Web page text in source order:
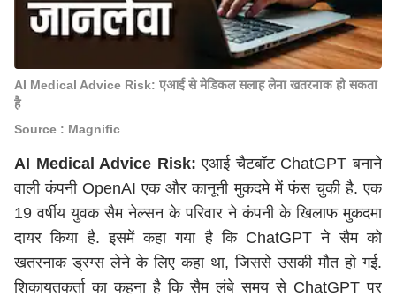
AI Medical Advice Risk: एआई से मेडिकल सलाह लेना खतरनाक हो सकता
है
Source : Magnific
AI Medical Advice Risk: एआई चैटबॉट ChatGPT बनाने
वाली कंपनी OpenAI एक और कानूनी मुकदमे में फंस चुकी है. एक
19 वर्षीय युवक सैम नेल्सन के परिवार ने कंपनी के खिलाफ मुकदमा
दायर किया है. इसमें कहा गया है कि ChatGPT ने सैम को
खतरनाक ड्रग्स लेने के लिए कहा था, जिससे उसकी मौत हो गई.
शिकायतकर्ता का कहना है कि सैम लंबे समय से ChatGPT पर